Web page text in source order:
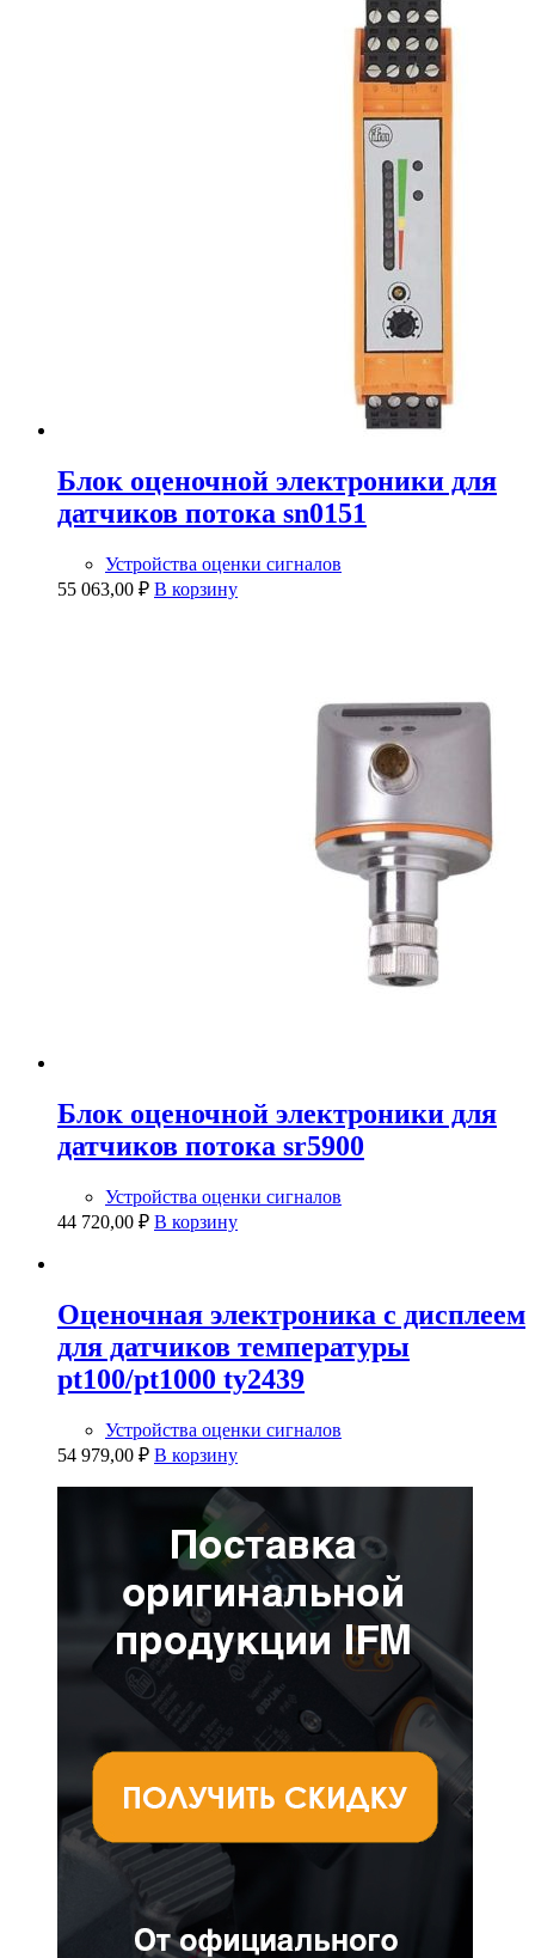
Блок оценочной электроники для
датчиков потока sn0151
Устройства оценки сигналов
55 063,00 ₽ В корзину
Блок оценочной электроники для
датчиков потока sr5900
Устройства оценки сигналов
44 720,00 ₽ В корзину
Оценочная электроника с дисплеем
для датчиков температуры
pt100/pt1000 ty2439
Устройства оценки сигналов
54 979,00 ₽ В корзину